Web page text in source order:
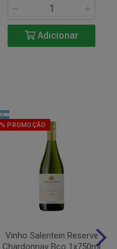
Adicionar
% PROMOÇÃO
Vinho Salentein Reserve
Chardonnay Bco 1x750ml